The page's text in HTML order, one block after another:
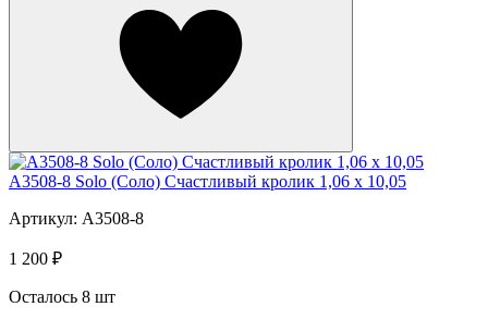
A3508-8 Solo (Соло) Счастливый кролик 1,06 х 10,05
Артикул: A3508-8
1 200 ₽
Осталось 8 шт